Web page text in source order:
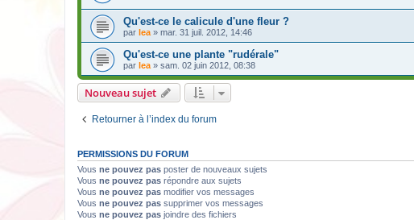
Qu'est-ce le calicule d'une fleur ?
par lea » mar. 31 juil. 2012, 14:46
Qu'est-ce une plante "rudérale"
par lea » sam. 02 juin 2012, 08:38
Nouveau sujet
Retourner à l’index du forum
PERMISSIONS DU FORUM
Vous ne pouvez pas poster de nouveaux sujets
Vous ne pouvez pas répondre aux sujets
Vous ne pouvez pas modifier vos messages
Vous ne pouvez pas supprimer vos messages
Vous ne pouvez pas joindre des fichiers